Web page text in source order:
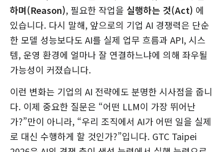
하며(Reason), 필요한 작업을 실행하는 것(Act) 에
있습니다. 다시 말해, 앞으로의 기업 AI 경쟁력은 단순
한 모델 성능보다도 AI를 실제 업무 흐름과 API, 시스
템, 운영 환경에 얼마나 잘 연결하느냐에 의해 좌우될
가능성이 커졌습니다.
이런 변화는 기업의 AI 전략에도 분명한 시사점을 줍니
다. 이제 중요한 질문은 “어떤 LLM이 가장 뛰어난
가?”만이 아니라, “우리 조직에서 AI가 어떤 일을 실제
로 대신 수행하게 할 것인가?”입니다. GTC Taipei